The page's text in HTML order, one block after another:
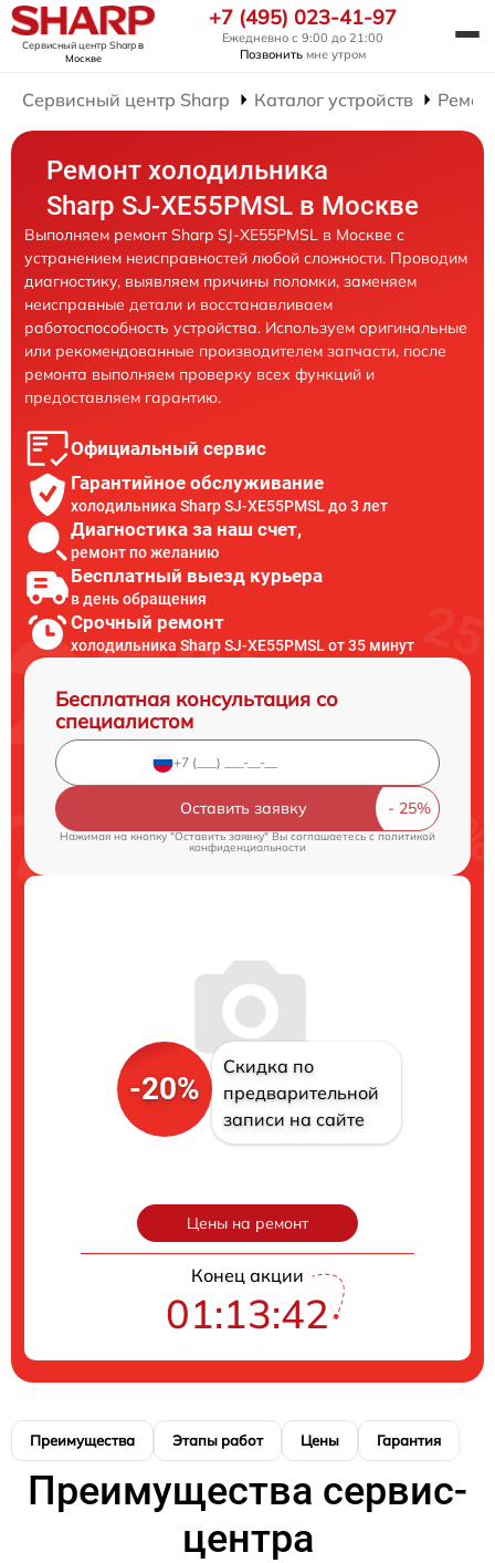
Сервисный центр Sharpв
Москве
+7 (495) 023-41-97
Ежедневно с 9:00 до 21:00
Позвонить мне утром
Сервисный центр Sharp Каталог устройств
Ремонт холодильника
Sharp SJ-XE55PMSL в Москве
Выполняем ремонт Sharp SJ-XE55PMSL в Москве с
устранением неисправностей любой сложности. Проводим
диагностику, выявляем причины поломки, заменяем
неисправные детали и восстанавливаем
работоспособность устройства. Используем оригинальные
или рекомендованные производителем запчасти, после
ремонта выполняем проверку всех функций и
предоставляем гарантию.
Официальный сервис
Гарантийное обслуживание
холодильника Sharp SJ-XE55PMSL до 3 лет
Диагностика за наш счет,
ремонт по желанию
Бесплатный выезд курьера
в день обращения
Срочный ремонт
холодильника Sharp SJ-XE55PMSL от 35 минут
Бесплатная консультация со
специалистом
Оставить заявку
Нажимая на кнопку "Оставить заявку" Вы соглашаетесь cполитикой
конфиденциальности
-20%
Скидка по
предварительной
записи на сайте
Цены на ремонт
Конец акции
01:13:40
Преимущества Этапы работ Цены Гарантия
Преимущества сервис-
центра